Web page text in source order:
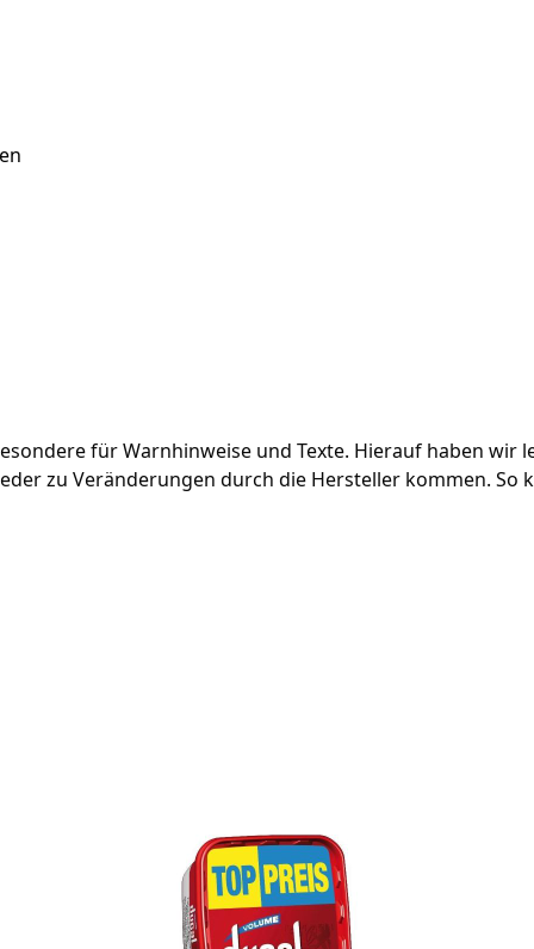
für Warnhinweise und Texte. Hierauf haben wir
zu Veränderungen durch die Hersteller kommen. So